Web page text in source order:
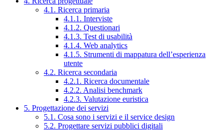
4.1. Ricerca primaria
4.1.1. Interviste
4.1.2. Questionari
4.1.3. Test di usabilità
4.1.4. Web analytics
4.1.5. Strumenti di mappatura dell’esperienza
utente
4.2. Ricerca secondaria
4.2.1. Ricerca documentale
4.2.2. Analisi benchmark
4.2.3. Valutazione euristica
5. Progettazione dei servizi
5.1. Cosa sono i servizi e il service design
5.2. Progettare servizi pubblici digitali